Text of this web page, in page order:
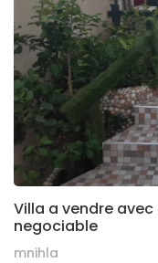
Villa a vendre
negociable
mnihla